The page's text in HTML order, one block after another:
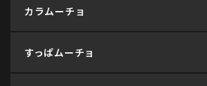
カラムーチョ
すっぱムーチョ